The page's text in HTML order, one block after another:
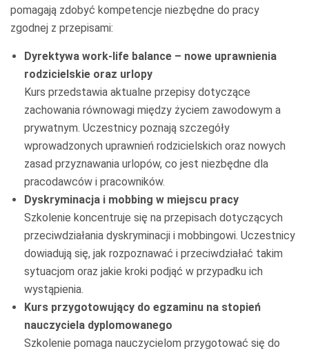
pomagają zdobyć kompetencje niezbędne do pracy
zgodnej z przepisami:
Dyrektywa work-life balance – nowe uprawnienia
rodzicielskie oraz urlopy
Kurs przedstawia aktualne przepisy dotyczące
zachowania równowagi między życiem zawodowym a
prywatnym. Uczestnicy poznają szczegóły
wprowadzonych uprawnień rodzicielskich oraz nowych
zasad przyznawania urlopów, co jest niezbędne dla
pracodawców i pracowników.
Dyskryminacja i mobbing w miejscu pracy
Szkolenie koncentruje się na przepisach dotyczących
przeciwdziałania dyskryminacji i mobbingowi. Uczestnicy
dowiadują się, jak rozpoznawać i przeciwdziałać takim
sytuacjom oraz jakie kroki podjąć w przypadku ich
wystąpienia.
Kurs przygotowujący do egzaminu na stopień
nauczyciela dyplomowanego
Szkolenie pomaga nauczycielom przygotować się do